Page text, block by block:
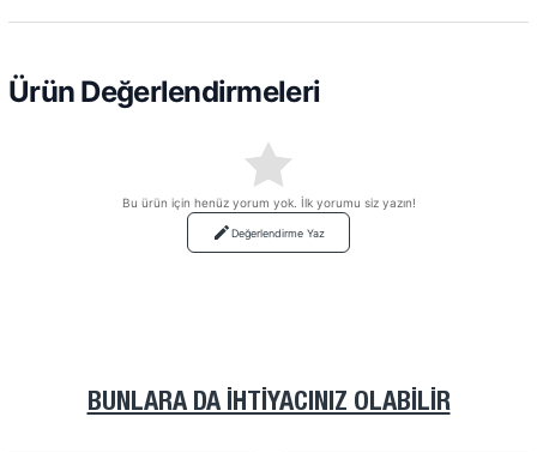
Ürün Değerlendirmeleri
Bu ürün için henüz yorum yok. İlk yorumu siz yazın!
Değerlendirme Yaz
BUNLARA DA İHTIYACINIZ OLABILIR